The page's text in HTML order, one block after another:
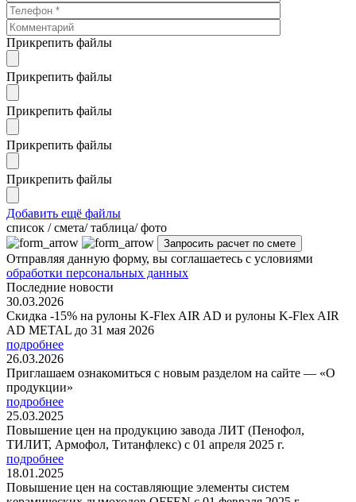
Прикрепить файлы
Прикрепить файлы
Прикрепить файлы
Прикрепить файлы
Прикрепить файлы
Добавить ещё файлы
cписок / смета/ таблица/ фото
Отправляя данную форму, вы соглашаетесь с условиями
обработки персональных данных
Последние новости
30.03.2026
Скидка -15% на рулоны K-Flex AIR AD и рулоны K-Flex AIR
AD METAL до 31 мая 2026
подробнее
26.03.2026
Приглашаем ознакомиться с новым разделом на сайте — «О
продукции»
подробнее
25.03.2025
Повышение цен на продукцию завода ЛИТ (Пенофол,
ТИЛИТ, Армофол, Титанфлекс) с 01 апреля 2025 г.
подробнее
18.01.2025
Повышение цен на составляющие элементы систем